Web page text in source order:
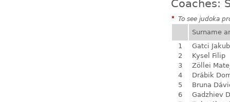
Coaches:
* To see judoka
Surname
1
Gatci Jakub
2
Kysel Filip
3
Zöllei
4
Drábik
5
Bruna
6
Gadzhiev